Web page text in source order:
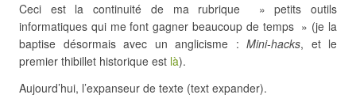
Ceci est la continuité de ma rubrique » petits outils
informatiques qui me font gagner beaucoup de temps » (je la
baptise désormais avec un anglicisme : Mini-hacks, et le
premier thibillet historique est là).
Aujourd’hui, l’expanseur de texte (text expander).